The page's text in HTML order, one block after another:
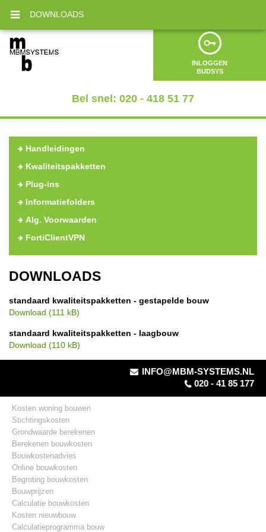
DOWNLOADS
INLOGGEN
BUDSYS
Bel snel: 020 - 418 51 77
Handleidingen
Kwaliteitspakketten
Plug-ins
Informatiefolders
Alg. Voorwaarden
FortiClientVPN
DOWNLOADS
standaard kwaliteitspakketten - gestapelde bouw
Download (111 kB)
standaard kwaliteitspakketten - laagbouw
Download (110 kB)
INFO@MBM-SYSTEMS.NL
020 - 41 85 177
Kosten woning bouwen
Stichtingskosten
Grondwaarde berekenen
Berekenen bouwkosten
Bouwkostenadvies
Online bouwkosten
Begroting bouwkosten
Bouwprijzen
Calculatie bouwkosten
Kosten nieuwbouw
Calculatieprogramma bouw